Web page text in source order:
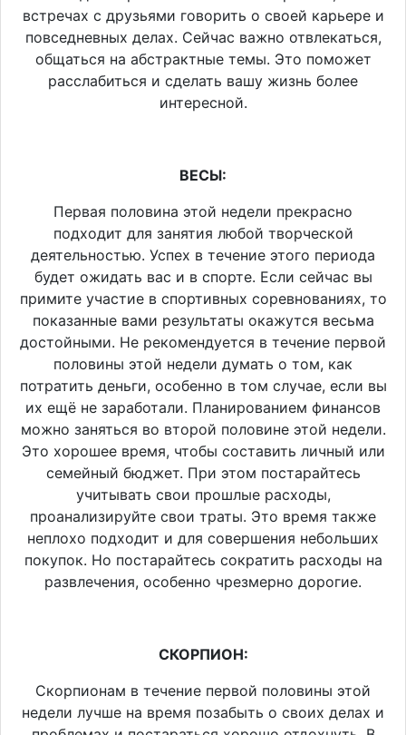
встречах с друзьями говорить о своей карьере и
повседневных делах. Сейчас важно отвлекаться,
общаться на абстрактные темы. Это поможет
расслабиться и сделать вашу жизнь более
интересной.
ВЕСЫ:
Первая половина этой недели прекрасно
подходит для занятия любой творческой
деятельностью. Успех в течение этого периода
будет ожидать вас и в спорте. Если сейчас вы
примите участие в спортивных соревнованиях, то
показанные вами результаты окажутся весьма
достойными. Не рекомендуется в течение первой
половины этой недели думать о том, как
потратить деньги, особенно в том случае, если вы
их ещё не заработали. Планированием финансов
можно заняться во второй половине этой недели.
Это хорошее время, чтобы составить личный или
семейный бюджет. При этом постарайтесь
учитывать свои прошлые расходы,
проанализируйте свои траты. Это время также
неплохо подходит и для совершения небольших
покупок. Но постарайтесь сократить расходы на
развлечения, особенно чрезмерно дорогие.
СКОРПИОН:
Скорпионам в течение первой половины этой
недели лучше на время позабыть о своих делах и